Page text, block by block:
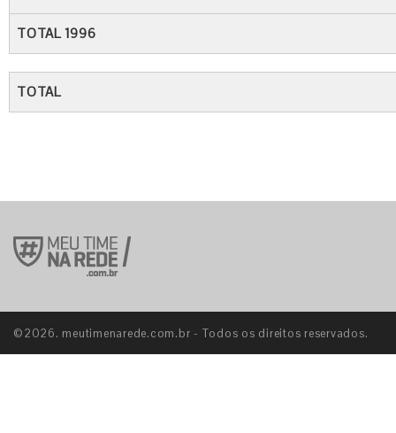
TOTAL 1996
TOTAL
©2026. meutimenarede.com.br - Todos os direitos reservados.